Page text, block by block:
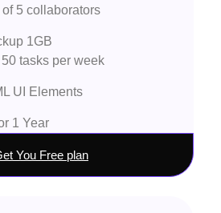
of 5 collaborators
1GB
tasks per week
UI Elements
1 Year
You Free plan